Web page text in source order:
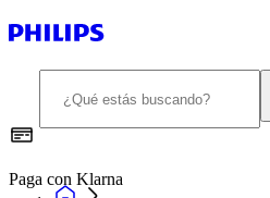
Paga con Klarna